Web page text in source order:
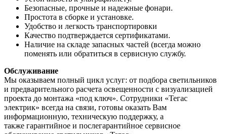
Безопасные, прочные и надежные фонари.
Простота в сборке и установке.
Удобство и легкость транспортировки
Качество подтверждается сертификатами.
Наличие на складе запасных частей (всегда можно
поменять или обратиться в сервисную службу.
Обслуживание
Мы оказываем полный цикл услуг: от подбора светильников
и предварительного расчета освещенности с визуализацией
проекта до монтажа «под ключ». Сотрудники «Тегас
электрик» всегда на связи, готовы оказать Вам
информационную, техническую поддержку, а
также гарантийное и послегарантийное сервисное